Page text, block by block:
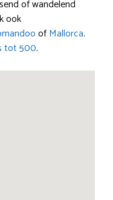
of wandelend
ook
ofMallorca.
tot 500.